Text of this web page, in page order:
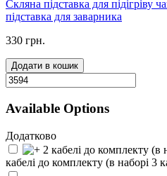
Скляна підставка для підігріву
підставка для заварника
330 грн.
Додати в кошик
Available Options
Додатково
кабелі до комплекту (в наборі 3